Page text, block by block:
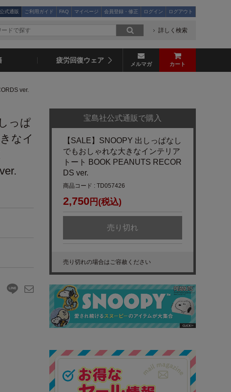
公式通販 ご利用ガイド FAQ マイページ 会員登録・修正 ログイン ログアウト
詳しく検索
疲労回復ウェア メルマガ カート
ver.
っぱ
なイ
宝島社公式通販で購入
【SALE】SNOOPY 出しっぱなし
でもおしゃれな大きなインテリア
トート BOOK PEANUTS RECOR
DS ver.
商品コード : TD057426
2,750 円(税込)
売り切れ
売り切れの場合はご容赦ください